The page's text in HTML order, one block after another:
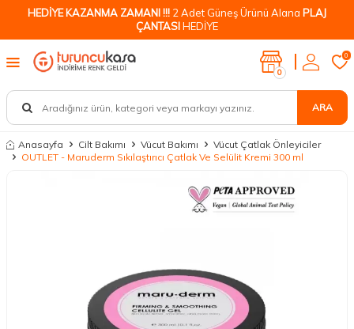
HEDİYE KAZANMA ZAMANI !!! 2 Adet Güneş Ürünü Alana PLAJ
ÇANTASIHEDİYE
ARA
0
0
Anasayfa Cilt Bakımı Vücut Bakımı
Vücut Çatlak Önleyiciler
OUTLET - Maruderm Sıkılaştırıcı Çatlak Ve Selülit Kremi 300 ml